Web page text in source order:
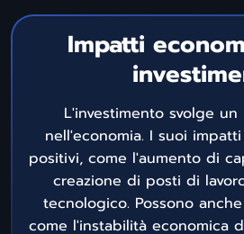
Impatti
L'investimento svolge
nell'economia. I suoi
positivi, come l'aumento di
creazione di posti di
tecnologico. Possono
come l'instabilità economica